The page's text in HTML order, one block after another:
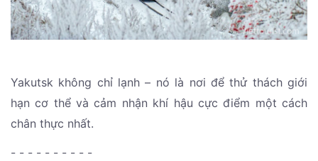
Yakutsk không chỉ lạnh – nó là nơi để thử thách giới
hạn cơ thể và cảm nhận khí hậu cực điểm một cách
chân thực nhất.
- - - - - - - - - -